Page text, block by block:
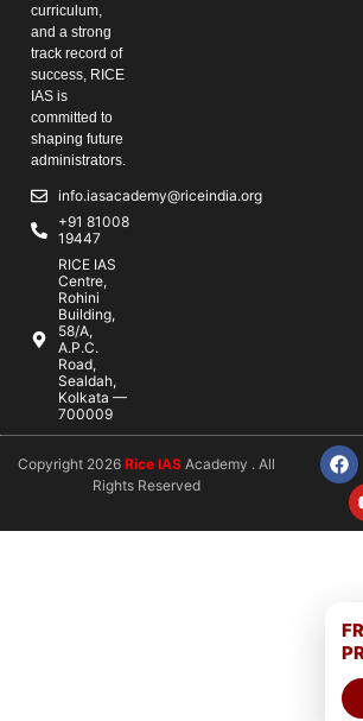
curriculum,
and a strong
track record of
success, RICE
IAS is
committed to
shaping future
administrators.
info.iasacademy@riceindia.org
+91 81008
19447
RICE IAS
Centre,
Rohini
Building,
58/A,
A.P.C.
Road,
Sealdah,
Kolkata —
700009
Copyright 2026Rice IAS Academy . All
Rights Reserved